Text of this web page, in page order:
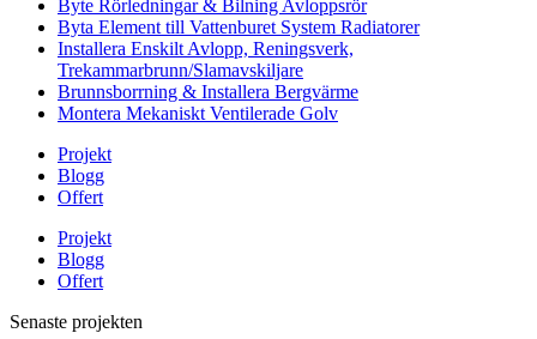
Byte Rörledningar & Bilning Avloppsrör
Byta Element till Vattenburet System Radiatorer
Installera Enskilt Avlopp, Reningsverk,
Trekammarbrunn/Slamavskiljare
Brunnsborrning & Installera Bergvärme
Montera Mekaniskt Ventilerade Golv
Projekt
Blogg
Offert
Projekt
Blogg
Offert
Senaste projekten